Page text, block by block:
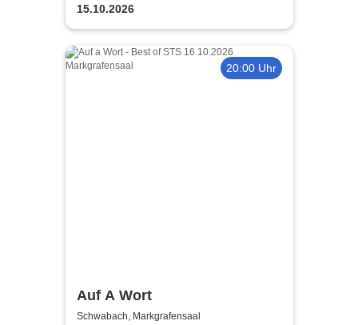
Graceland
15.10.2026
20:00 Uhr
Auf A Wort
Schwabach, Markgrafensaal